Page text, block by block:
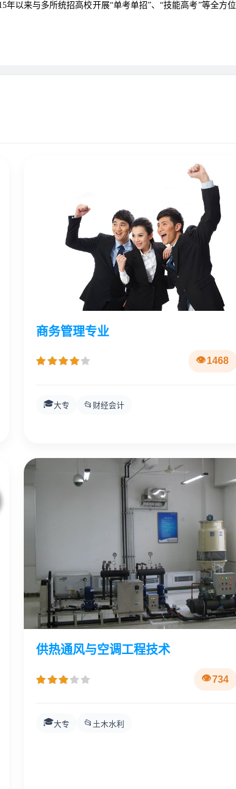
年以来与多所统招高校开展“单考单招”、“技能高考”等全
商务管理专业
1468
🎓大专 📂 财经会计
供热通风与空调工程技术
734
🎓大专 📂 土木水利